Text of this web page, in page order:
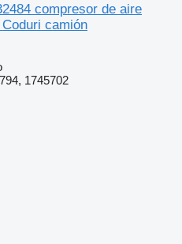
compresor de aire
camión
1745702